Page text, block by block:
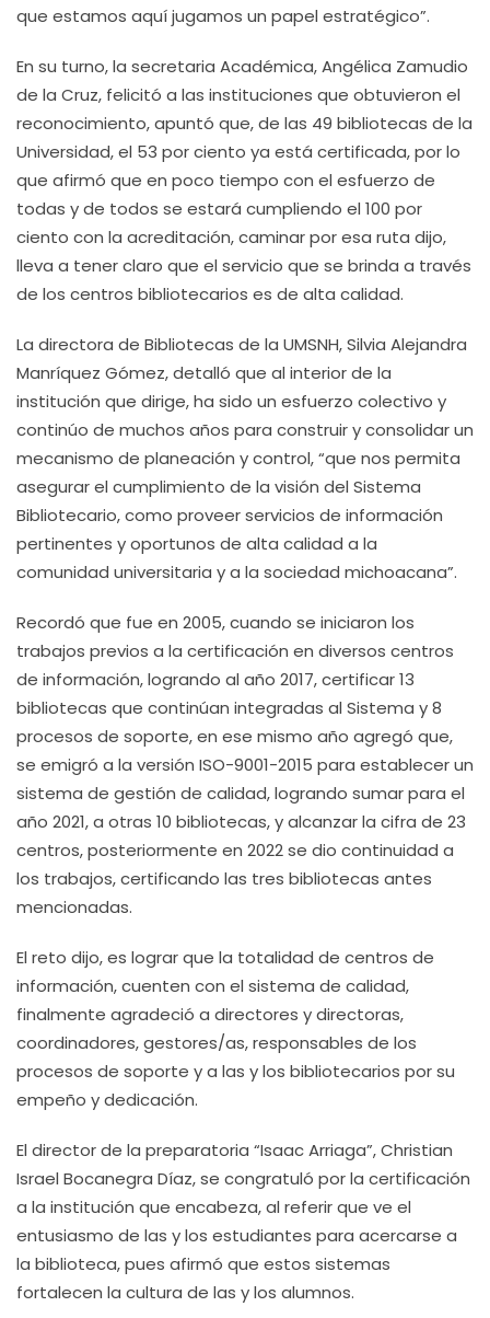
que estamos aquí jugamos un papel estratégico”.
En su turno, la secretaria Académica, Angélica Zamudio
de la Cruz, felicitó a las instituciones que obtuvieron el
reconocimiento, apuntó que, de las 49 bibliotecas de la
Universidad, el 53 por ciento ya está certificada, por lo
que afirmó que en poco tiempo con el esfuerzo de
todas y de todos se estará cumpliendo el 100 por
ciento con la acreditación, caminar por esa ruta dijo,
lleva a tener claro que el servicio que se brinda a través
de los centros bibliotecarios es de alta calidad.
La directora de Bibliotecas de la UMSNH, Silvia Alejandra
Manríquez Gómez, detalló que al interior de la
institución que dirige, ha sido un esfuerzo colectivo y
continúo de muchos años para construir y consolidar un
mecanismo de planeación y control, “que nos permita
asegurar el cumplimiento de la visión del Sistema
Bibliotecario, como proveer servicios de información
pertinentes y oportunos de alta calidad a la
comunidad universitaria y a la sociedad michoacana”.
Recordó que fue en 2005, cuando se iniciaron los
trabajos previos a la certificación en diversos centros
de información, logrando al año 2017, certificar 13
bibliotecas que continúan integradas al Sistema y 8
procesos de soporte, en ese mismo año agregó que,
se emigró a la versión ISO-9001-2015 para establecer un
sistema de gestión de calidad, logrando sumar para el
año 2021, a otras 10 bibliotecas, y alcanzar la cifra de 23
centros, posteriormente en 2022 se dio continuidad a
los trabajos, certificando las tres bibliotecas antes
mencionadas.
El reto dijo, es lograr que la totalidad de centros de
información, cuenten con el sistema de calidad,
finalmente agradeció a directores y directoras,
coordinadores, gestores/as, responsables de los
procesos de soporte y a las y los bibliotecarios por su
empeño y dedicación.
El director de la preparatoria “Isaac Arriaga”, Christian
Israel Bocanegra Díaz, se congratuló por la certificación
a la institución que encabeza, al referir que ve el
entusiasmo de las y los estudiantes para acercarse a
la biblioteca, pues afirmó que estos sistemas
fortalecen la cultura de las y los alumnos.